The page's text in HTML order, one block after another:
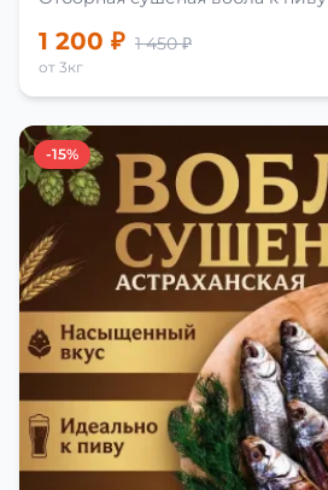
1 200 ₽ 1 450 ₽
от 3кг
-15%